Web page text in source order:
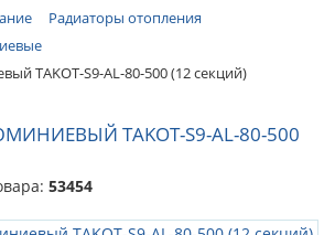
Радиаторы отопления
TAKOT-S9-AL-80-500 (12 секций)
TAKOT-S9-AL-80-500
53454